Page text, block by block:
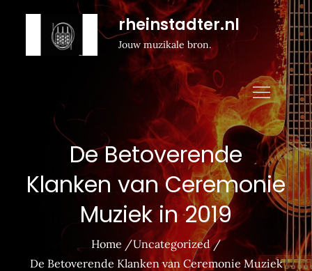
rheinstadter.nl
Jouw muzikale bron.
De Betoverende
Klanken van Ceremonie
Muziek in 2019
Home
Uncategorized
De Betoverende Klanken van Ceremonie Muziek